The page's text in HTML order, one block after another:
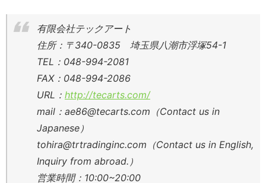
有限会社テックアート
住所：〒340-0835 埼玉県八潮市浮塚54-1
TEL：048-994-2081
FAX：048-994-2086
URL： http://tecarts.com/
mail：ae86@tecarts.com（Contact us in
Japanese）
tohira@trtradinginc.com（Contact us in English,
Inquiry from abroad.）
営業時間：10:00~20:00